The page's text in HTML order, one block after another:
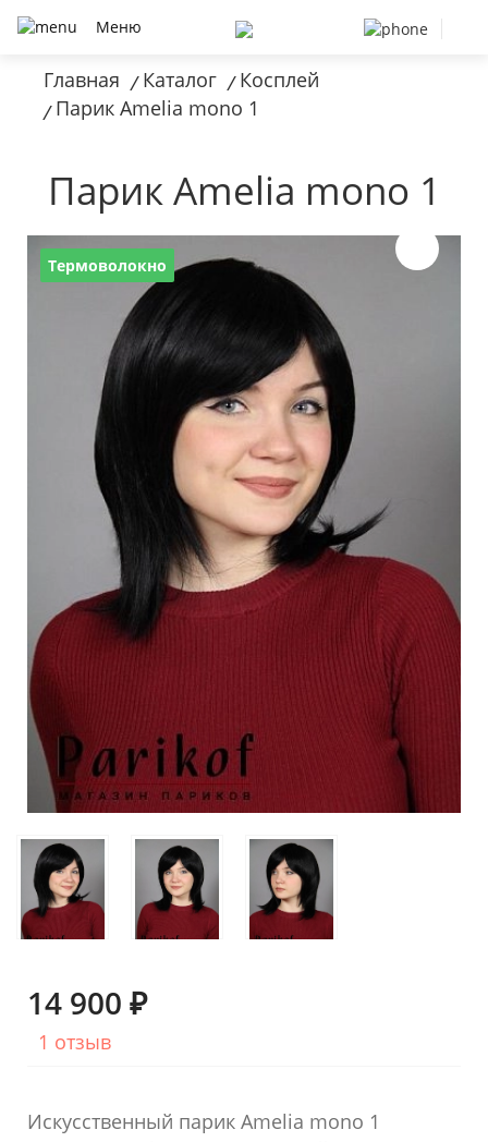
Меню
Главная / Каталог / Косплей
/ Парик Amelia mono 1
Парик Amelia mono 1
Термоволокно
14 900 ₽
1 отзыв
Искусственный парик Amelia mono 1